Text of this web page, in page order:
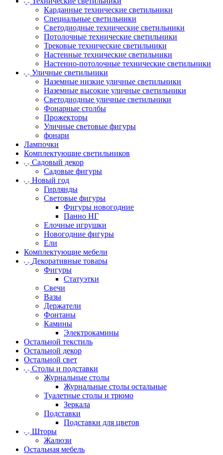
Карданные технические светильники
Специальные светильники
Светодиодные технические светильники
Потолочные технические светильники
Трековые технические светильники
Настенные технические светильники
Настенно-потолочные технические светильники
Уличные светильники
Наземные низкие уличные светильники
Наземные высокие уличные светильники
Светодиодные уличные светильники
Фонарные столбы
Прожекторы
Уличные световые фигуры
фонари
Лампочки
Комплектующие светильников
Садовый декор
Садовые фигуры
Новый год
Гирлянды
Световые фигуры
Фигуры новогодние
Панно НГ
Елочные игрушки
Новогодние фигуры
Ели
Комплектующие мебели
Декоративные товары
Фигуры
Статуэтки
Свечи
Вазы
Держатели
Фонтаны
Камины
Электрокамины
Остальной текстиль
Остальной декор
Остальной свет
Столы и подставки
Журнальные столы
Журнальные столы остальные
Туалетные столы и трюмо
Зеркала
Подставки
Подставки для цветов
Шторы
Жалюзи
Остальная мебель